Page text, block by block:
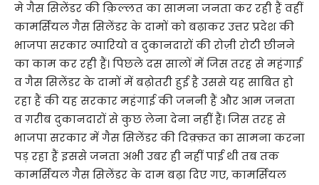
मे गैस सिलेंडर की क़िल्लत का सामना जनता कर रही हैं वहीं
कामर्सियल गैस सिलेंडर के दामों को बढ़ाकर उत्तर प्रदेश की
भाजपा सरकार व्पारियो व दुकानदारों की रोज़ी रोटी छीनने
का काम कर रही हैं। पिछले दस सालों में जिस तरह से महंगाई
व गैस सिलेंडर के दामों में बढ़ोतरी हुई है उससे यह साबित हो
रहा हैं की यह सरकार महंगाई की जननी हैं और आम जनता
व ग़रीब दुकानदारों से कुछ लेना देना नहीं हैं। जिस तरह से
भाजपा सरकार में गैस सिलेंडर की दिक़्क़त का सामना करना
पड़ रहा हैं इससे जनता अभी उबर ही नहीं पाई थी तब तक
कामर्सियल गैस सिलेंडर के दाम बढ़ा दिए गए, कामर्सियल